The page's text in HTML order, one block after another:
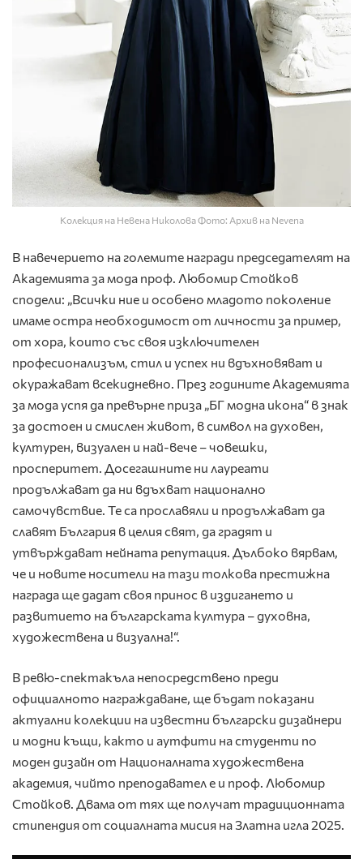
Колекция на Невена Николова Фото: Архив на Nevena
В навечерието на големите награди председателят на
Академията за мода проф. Любомир Стойков
сподели: „Всички ние и особено младото поколение
имаме остра необходимост от личности за пример,
от хора, които със своя изключителен
професионализъм, стил и успех ни вдъхновяват и
окуражават всекидневно. През годините Академията
за мода успя да превърне приза „БГ модна икона“ в знак
за достоен и смислен живот, в символ на духовен,
културен, визуален и най-вече – човешки,
просперитет. Досегашните ни лауреати
продължават да ни вдъхват национално
самочувствие. Те са прославяли и продължават да
славят България в целия свят, да градят и
утвърждават нейната репутация. Дълбоко вярвам,
че и новите носители на тази толкова престижна
награда ще дадат своя принос в издигането и
развитието на българската култура – духовна,
художествена и визуална!“.
В ревю-спектакъла непосредствено преди
официалното награждаване, ще бъдат показани
актуални колекции на известни български дизайнери
и модни къщи, както и аутфити на студенти по
моден дизайн от Националната художествена
академия, чийто преподавател е и проф. Любомир
Стойков. Двама от тях ще получат традиционната
стипендия от социалната мисия на Златна игла 2025.